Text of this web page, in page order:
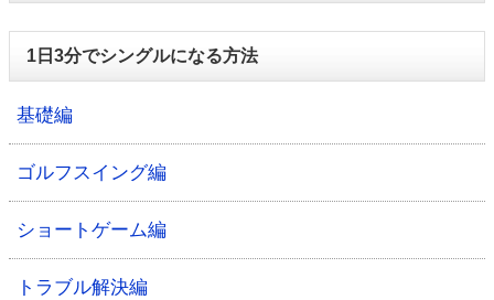
1日3分でシングルになる方法
基礎編
ゴルフスイング編
ショートゲーム編
トラブル解決編